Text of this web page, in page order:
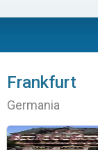
Frankfurt
Germania